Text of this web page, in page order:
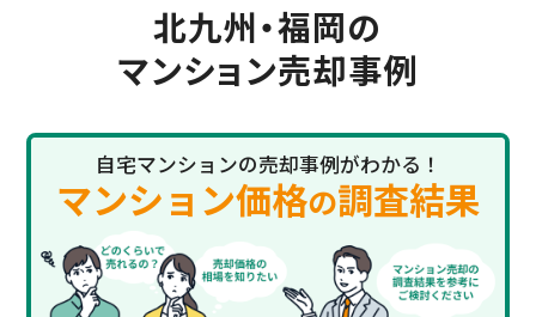
北九州・福岡の
マンション売却事例
自宅マンションの売却事例がわかる！
マンション価格の調査結果